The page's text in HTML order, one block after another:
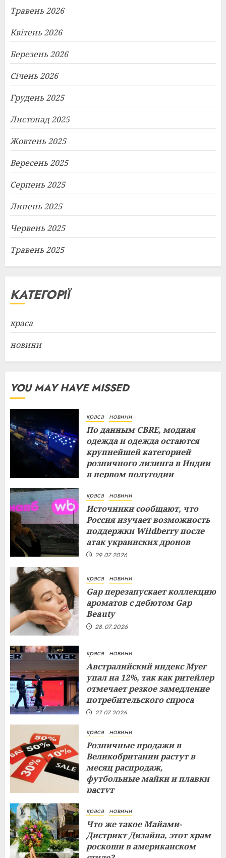
Травень 2026
Квітень 2026
Березень 2026
Січень 2026
Грудень 2025
Листопад 2025
Жовтень 2025
Вересень 2025
Серпень 2025
Липень 2025
Червень 2025
Травень 2025
КАТЕГОРІЇ
краса
новини
YOU MAY HAVE MISSED
краса новини
По данным CBRE, модная
одежда и одежда остаются
крупнейшей категорией
розничного лизинга в Индии
в первом полугодии
краса новини
Источники сообщают, что
Россия изучает возможность
поддержки Wildberry после
атак украинских дронов
29.07.2026
краса новини
Gap перезапускает коллекцию
ароматов с дебютом Gap
Beauty
28.07.2026
краса новини
Австралийский индекс Myer
упал на 12%, так как ритейлер
отмечает резкое замедление
потребительского спроса
27.07.2026
краса новини
Розничные продажи в
Великобритании растут в
месяц распродаж,
футбольные майки и плавки
растут
краса новини
Что же такое Майами-
Дистрикт Дизайна, этот храм
роскоши в американском